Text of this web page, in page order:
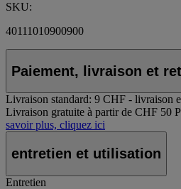
SKU:
40111010900900
Paiement, livraison et
Livraison standard: 9 CHF - livraison
Livraison gratuite à partir de CHF 50
savoir plus, cliquez ici
entretien et utilisation
Entretien